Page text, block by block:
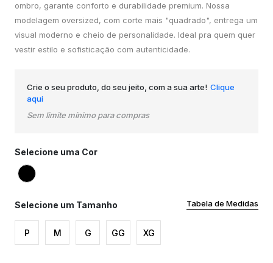
ombro, garante conforto e durabilidade premium. Nossa
modelagem oversized, com corte mais "quadrado", entrega um
visual moderno e cheio de personalidade. Ideal pra quem quer
vestir estilo e sofisticação com autenticidade.
Crie o seu produto, do seu jeito, com a sua arte! Clique
aqui
Sem limite mínimo para compras
Selecione uma Cor
Selecione um Tamanho Tabela de Medidas
P M G GG XG